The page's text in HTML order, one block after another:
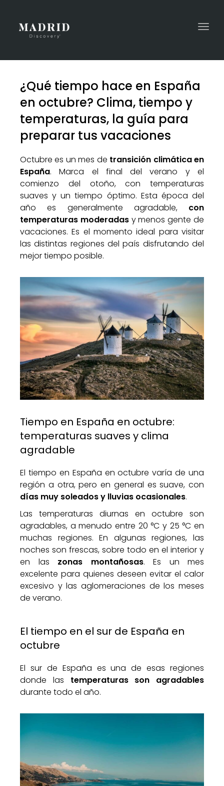
¿Qué tiempo hace en España
en octubre? Clima, tiempo y
temperaturas, la guía para
preparar tus vacaciones
Octubre es un mes de transición climática en
España. Marca el final del verano y el
comienzo del otoño, con temperaturas
suaves y un tiempo óptimo. Esta época del
año es generalmente agradable, con
temperaturas moderadasy menos gente de
vacaciones. Es el momento ideal para visitar
las distintas regiones del país disfrutando del
mejor tiempo posible.
Tiempo en España en octubre:
temperaturas suaves y clima
agradable
El tiempo en España en octubre varía de una
región a otra, pero en general es suave, con
días muy soleados y lluvias ocasionales.
Las temperaturas diurnas en octubre son
agradables, a menudo entre 20 °C y 25 °C en
muchas regiones. En algunas regiones, las
noches son frescas, sobre todo en el interior y
en las zonas montañosas. Es un mes
excelente para quienes deseen evitar el calor
excesivo y las aglomeraciones de los meses
de verano.
El tiempo en el sur de España en
octubre
El sur de España es una de esas regiones
donde las temperaturas son agradables
durante todo el año.